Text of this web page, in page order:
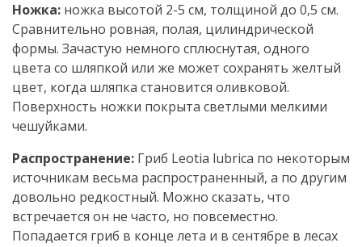
Ножка: ножка высотой 2-5 см, толщиной до 0,5 см.
Сравнительно ровная, полая, цилиндрической
формы. Зачастую немного сплюснутая, одного
цвета со шляпкой или же может сохранять желтый
цвет, когда шляпка становится оливковой.
Поверхность ножки покрыта светлыми мелкими
чешуйками.
Распространение: Гриб Leotia lubrica по некоторым
источникам весьма распространенный, а по другим
довольно редкостный. Можно сказать, что
встречается он не часто, но повсеместно.
Попадается гриб в конце лета и в сентябре в лесах